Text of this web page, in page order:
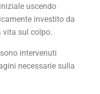
uscendo
investito da
vita sul colpo.
intervenuti
necessarie sulla